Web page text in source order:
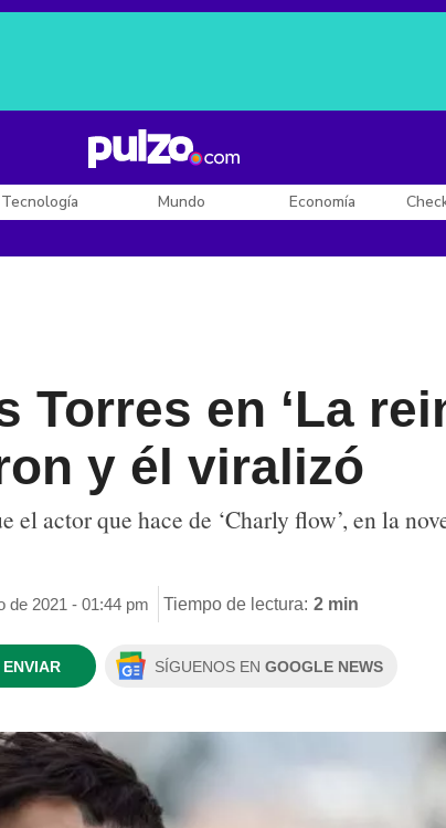
de De la Espriella
Tecnología Mundo Economía
Torres en ‘La
y él viralizó
actor que hace de ‘Charly flow’, en la
de 2021 - 01:44 pm Tiempo de lectura: 2 min
ENVIAR SÍGUENOS EN GOOGLE NEWS